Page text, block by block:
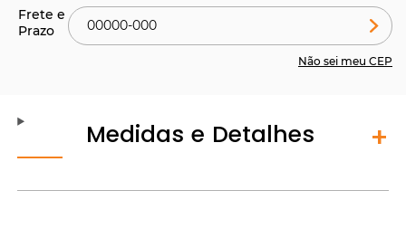
Não sei meu CEP
Medidas e Detalhes